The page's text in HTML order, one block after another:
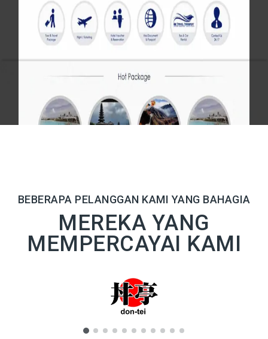
BEBERAPA PELANGGAN KAMI YANG BAHAGIA
MEREKA YANG
MEMPERCAYAI KAMI